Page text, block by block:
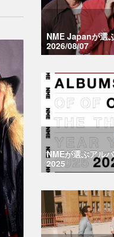
NME Japanが選
2026/08/07
NMEが選ぶアル
2025